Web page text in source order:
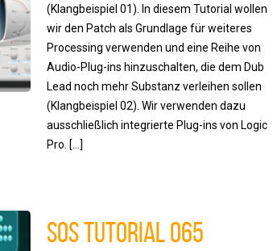
(Klangbeispiel 01). In diesem Tutorial wollen
wir den Patch als Grundlage für weiteres
Processing verwenden und eine Reihe von
Audio-Plug-ins hinzuschalten, die dem Dub
Lead noch mehr Substanz verleihen sollen
(Klangbeispiel 02). Wir verwenden dazu
ausschließlich integrierte Plug-ins von Logic
Pro. […]
SOS Tutorial 065